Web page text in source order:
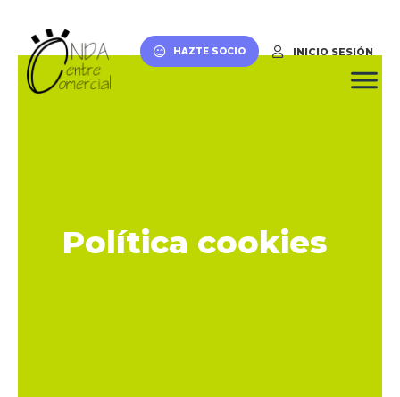
HAZTE SOCIO INICIO SESIÓN
Política cookies